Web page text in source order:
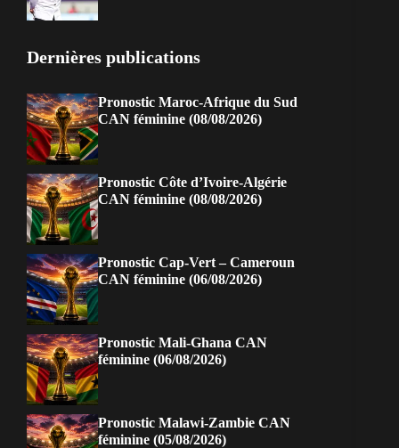
Dernières publications
Pronostic Maroc-Afrique du Sud
CAN féminine (08/08/2026)
Pronostic Côte d’Ivoire-Algérie
CAN féminine (08/08/2026)
Pronostic Cap-Vert – Cameroun
CAN féminine (06/08/2026)
Pronostic Mali-Ghana CAN
féminine (06/08/2026)
Pronostic Malawi-Zambie CAN
féminine (05/08/2026)